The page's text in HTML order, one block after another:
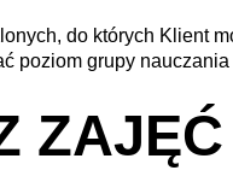
do których Klient
poziom grupy
ZAJĘĆ